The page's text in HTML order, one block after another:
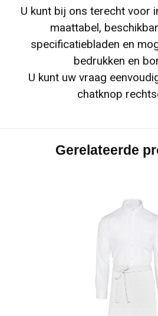
U kunt bij ons terecht voor
maattabel,
specificatiebladen en
bedrukken en
U kunt uw vraag
chatknop
Gerelateerde